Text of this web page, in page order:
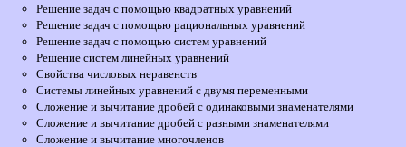
Решение задач с помощью квадратных уравнений
Решение задач с помощью рациональных уравнений
Решение задач с помощью систем уравнений
Решение систем линейных уравнений
Свойства числовых неравенств
Системы линейных уравнений с двумя переменными
Сложение и вычитание дробей с одинаковыми знаменателями
Сложение и вычитание дробей с разными знаменателями
Сложение и вычитание многочленов